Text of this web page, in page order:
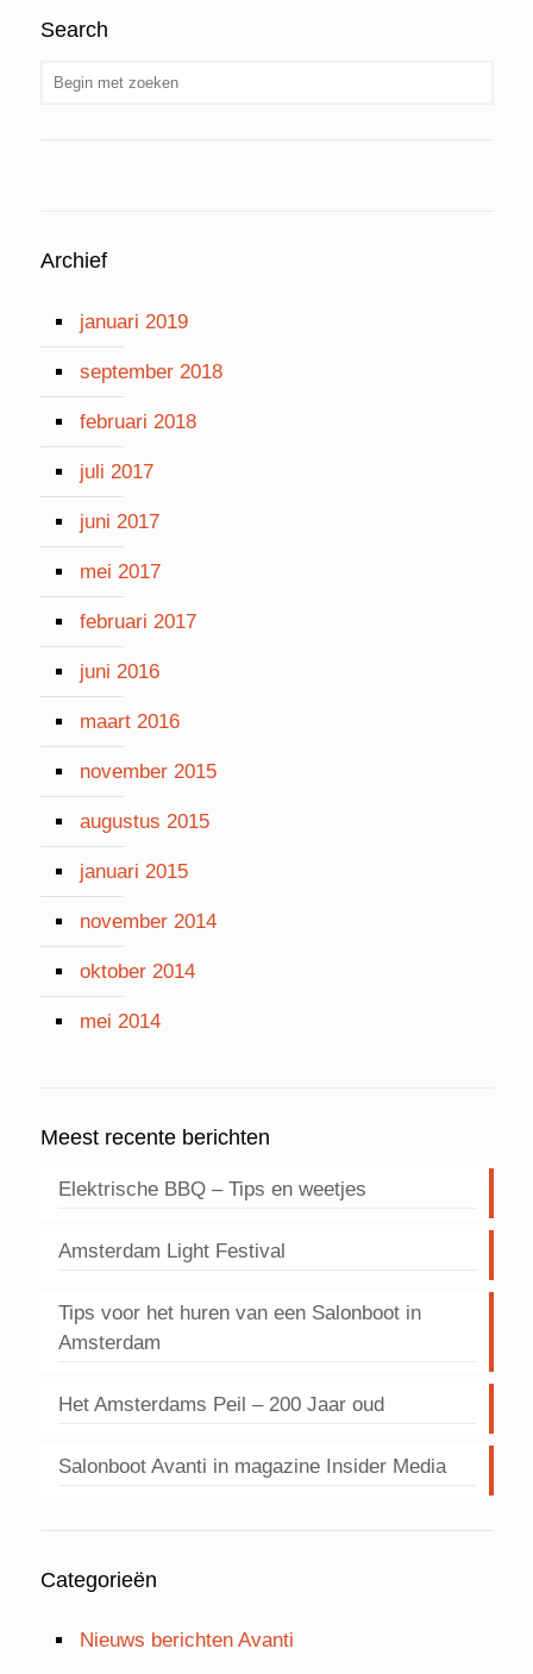
Search
Archief
januari 2019
september 2018
februari 2018
juli 2017
juni 2017
mei 2017
februari 2017
juni 2016
maart 2016
november 2015
augustus 2015
januari 2015
november 2014
oktober 2014
mei 2014
Meest recente berichten
Elektrische BBQ – Tips en weetjes
Amsterdam Light Festival
Tips voor het huren van een Salonboot in
Amsterdam
Het Amsterdams Peil – 200 Jaar oud
Salonboot Avanti in magazine Insider Media
Categorieën
Nieuws berichten Avanti